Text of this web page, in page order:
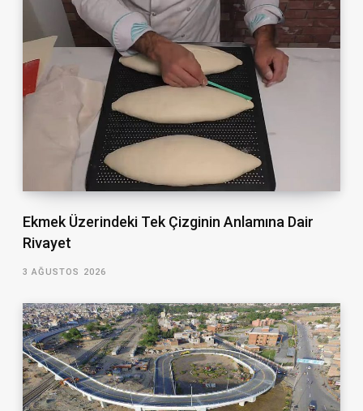
Ekmek Üzerindeki Tek Çizginin Anlamına Dair
Rivayet
3 AĞUSTOS 2026